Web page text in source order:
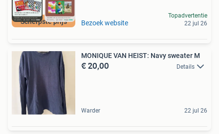
Scherpste prijs Bezoek website
Topadvertentie
22 jul 26
MONIQUE VAN HEIST: Navy sweater M
€ 20,00 Details
Warder 22 jul 26